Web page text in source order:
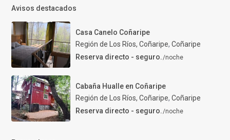
Avisos destacados
Casa Canelo Coñaripe
Región de Los Ríos, Coñaripe, Coñaripe
Reserva directo - seguro./noche
Cabaña Hualle en Coñaripe
Región de Los Ríos, Coñaripe, Coñaripe
Reserva directo - seguro./noche